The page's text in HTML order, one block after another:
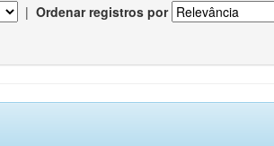
| Ordenar registros por